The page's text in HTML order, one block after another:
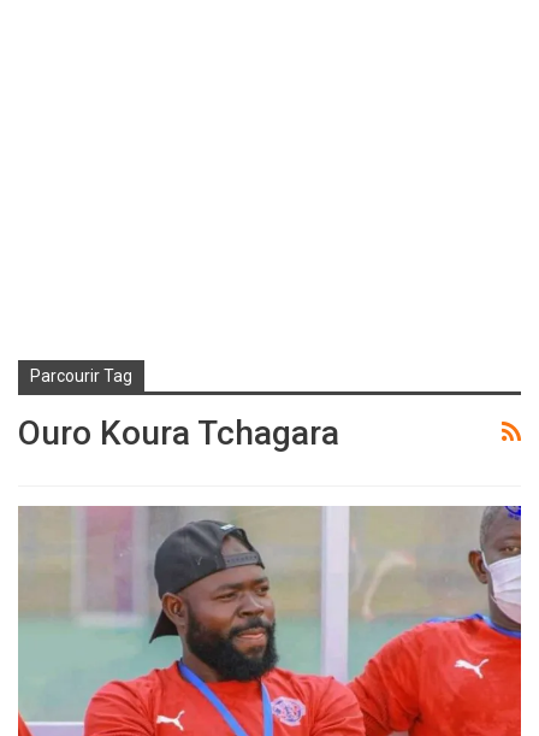
Parcourir Tag
Ouro Koura Tchagara